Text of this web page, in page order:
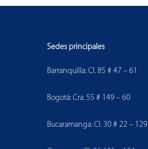
Sedes principales
Barranquilla: Cl. 85 # 47 – 61
Bogotá: Cra. 55 # 149 – 60
Bucaramanga: Cl. 30 # 22 – 129